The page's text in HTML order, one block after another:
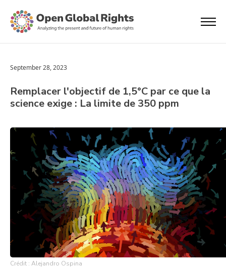
September 28, 2023
Remplacer l'objectif de 1,5°C par ce que la
science exige : La limite de 350 ppm
Crédit : Alejandro Ospina